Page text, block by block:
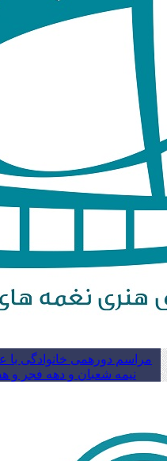
مراسم دورهمی خانوادگی با
نیمه شعبان و دهه فجر و